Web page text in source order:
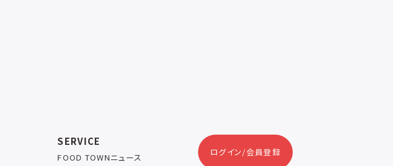
SERVICE
FOOD TOWNニュース
ログイン/会員登録